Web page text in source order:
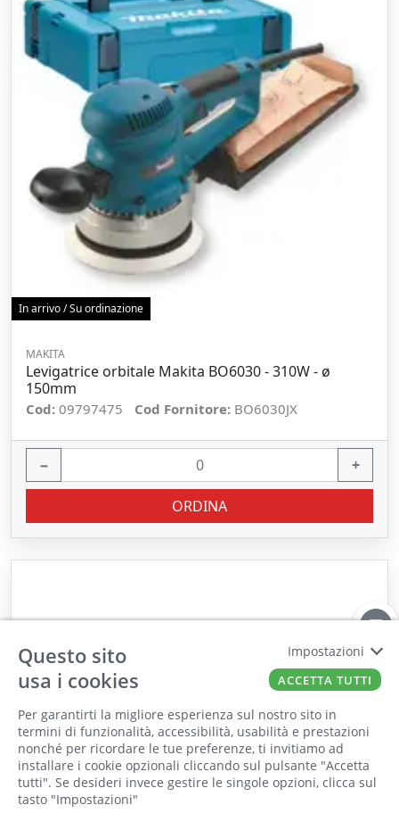
Il punto vendita, gli uffici e il magazzino
saranno chiusi per ferie dall'8 al 25 Agosto
2026 compresi.
In arrivo / Su ordinazione
MAKITA
Levigatrice orbitale Makita BO6030 - 310W - ø
150mm
Cod: 09797475 Cod Fornitore: BO6030JX
− +
ORDINA
Questo sito
usa i cookies
Per garantirti la migliore esperienza sul nostro sito in
termini di funzionalità, accessibilità, usabilità e prestazioni
nonché per ricordare le tue preferenze, ti invitiamo ad
installare i cookie opzionali cliccando sul pulsante "Accetta
tutti". Se desideri invece gestire le singole opzioni, clicca sul
tasto "Impostazioni"
Impostazioni
ACCETTA TUTTI